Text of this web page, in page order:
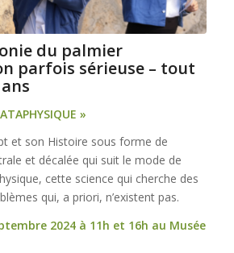
du palmier
parfois sérieuse – tout
»
et son Histoire sous forme de
et décalée qui suit le mode de
cette science qui cherche des
qui, a priori, n’existent pas.
2024 à 11h et 16h au Musée